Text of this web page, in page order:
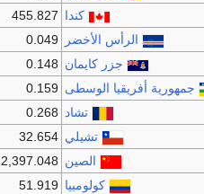
كندا 455.827
الرأس الأخضر
0.049
جزر كايمان 0.148
جمهورية أفريقيا الوسطى 0.159
تشاد 0.268
تشيلي 32.654
الصين 2,397.048
كولومبيا 51.919